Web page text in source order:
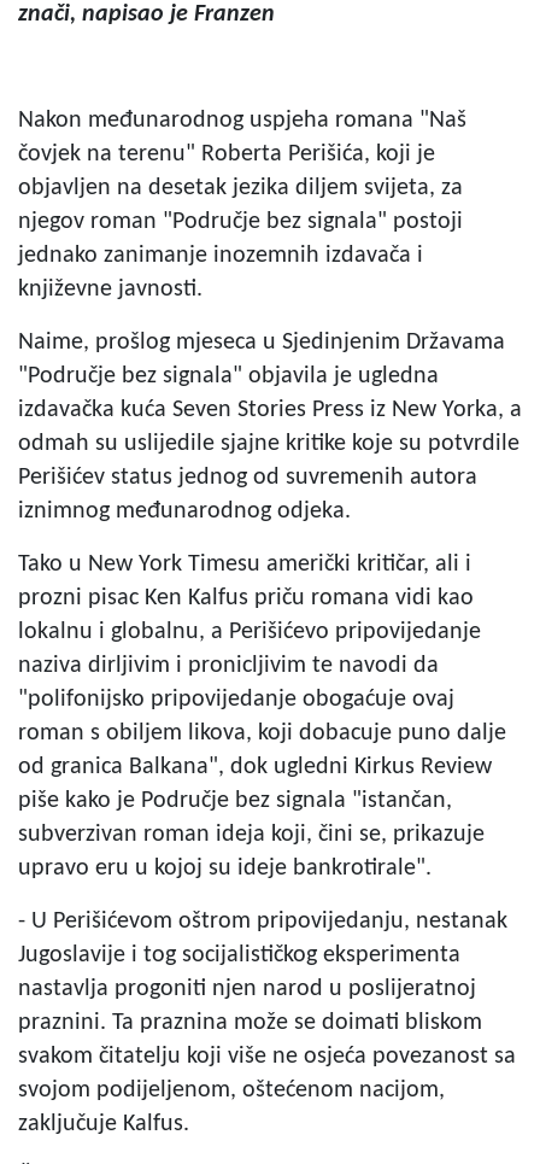
znači, napisao je Franzen
Nakon međunarodnog uspjeha romana "Naš
čovjek na terenu" Roberta Perišića, koji je
objavljen na desetak jezika diljem svijeta, za
njegov roman "Područje bez signala" postoji
jednako zanimanje inozemnih izdavača i
književne javnosti.
Naime, prošlog mjeseca u Sjedinjenim Državama
"Područje bez signala" objavila je ugledna
izdavačka kuća Seven Stories Press iz New Yorka, a
odmah su uslijedile sjajne kritike koje su potvrdile
Perišićev status jednog od suvremenih autora
iznimnog međunarodnog odjeka.
Tako u New York Timesu američki kritičar, ali i
prozni pisac Ken Kalfus priču romana vidi kao
lokalnu i globalnu, a Perišićevo pripovijedanje
naziva dirljivim i pronicljivim te navodi da
"polifonijsko pripovijedanje obogaćuje ovaj
roman s obiljem likova, koji dobacuje puno dalje
od granica Balkana", dok ugledni Kirkus Review
piše kako je Područje bez signala "istančan,
subverzivan roman ideja koji, čini se, prikazuje
upravo eru u kojoj su ideje bankrotirale".
- U Perišićevom oštrom pripovijedanju, nestanak
Jugoslavije i tog socijalističkog eksperimenta
nastavlja progoniti njen narod u poslijeratnoj
praznini. Ta praznina može se doimati bliskom
svakom čitatelju koji više ne osjeća povezanost sa
svojom podijeljenom, oštećenom nacijom,
zaključuje Kalfus.